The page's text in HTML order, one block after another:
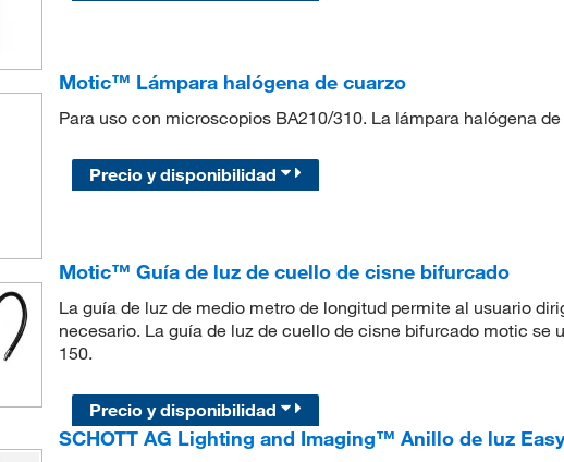
Motic™ Lámpara halógena de cuarzo
Para uso con microscopios BA210/310. La lámpara halógena
Precio y disponibilidad
Motic™ Guía de luz de cuello de cisne bifurcado
La guía de luz de medio metro de longitud permite al usuario
necesario. La guía de luz de cuello de cisne bifurcado motic
150.
Precio y disponibilidad
SCHOTT AG Lighting and Imaging™ Anillo de luz